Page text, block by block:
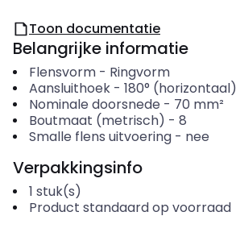
Toon documentatie
Belangrijke informatie
Flensvorm- Ringvorm
Aansluithoek- 180° (horizontaal)
Nominale doorsnede - 70 mm²
Boutmaat (metrisch) - 8
Smalle flens uitvoering- nee
Verpakkingsinfo
1 stuk(s)
Product standaard op voorraad